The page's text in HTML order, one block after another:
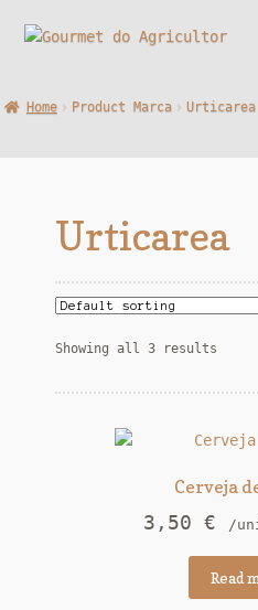
Ir
navegação
Saltar
conteúdo
Home Product Marca Urticarea
Urticarea
Showing all 3 results
Cerveja
3,50 € /
Read